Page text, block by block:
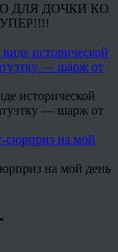
ДЛЯ ДОЧКИ КО
исторической
— шарж от
на мой день